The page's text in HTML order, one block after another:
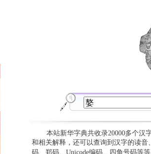
本站新华字典共收录20000多个汉
和相关解释，还可以查询到汉字的读
码、郑码、Unicode编码、四角号码等